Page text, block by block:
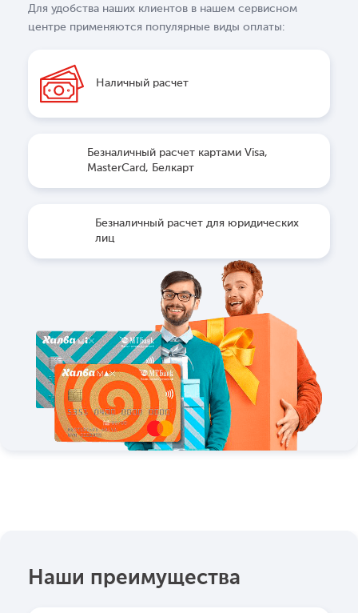
Для удобства наших клиентов в нашем сервисном
центре применяются популярные виды оплаты:
Наличный расчет
Безналичный расчет картами Visa,
MasterCard, Белкарт
Безналичный расчет для юридических
лиц
Наши преимущества